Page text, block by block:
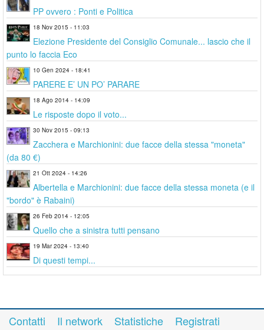
PP ovvero : Ponti e Politica
18 Nov 2015 - 11:03
Elezione Presidente del Consiglio Comunale... lascio che il
punto lo faccia Eco
10 Gen 2024 - 18:41
PARERE E’ UN PO’ PARARE
18 Ago 2014 - 14:09
Le risposte dopo il voto...
30 Nov 2015 - 09:13
Zacchera e Marchionini: due facce della stessa "moneta"
(da 80 €)
21 Ott 2024 - 14:26
Albertella e Marchionini: due facce della stessa moneta (e il
"bordo" è Rabaini)
26 Feb 2014 - 12:05
Quello che a sinistra tutti pensano
19 Mar 2024 - 13:40
Di questi tempi...
Contatti Il network Statistiche Registrati